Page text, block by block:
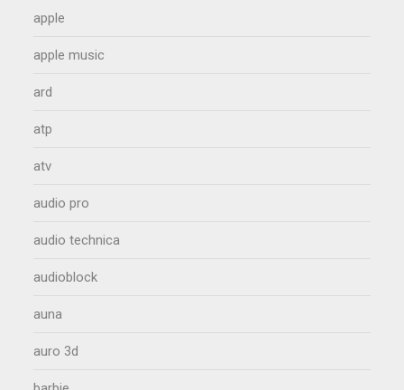
apple
apple music
ard
atp
atv
audio pro
audio technica
audioblock
auna
auro 3d